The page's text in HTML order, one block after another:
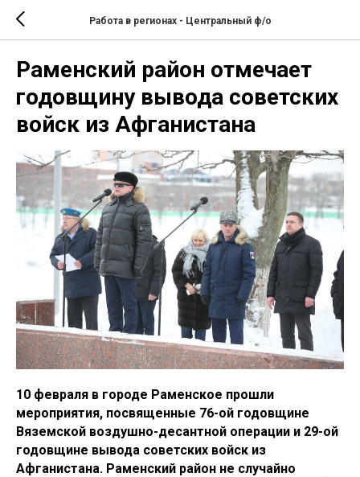
Работа в регионах - Центральный ф/о
Раменский район отмечает
годовщину вывода советских
войск из Афганистана
10 февраля в городе Раменское прошли
мероприятия, посвященные 76-ой годовщине
Вяземской воздушно-десантной операции и 29-ой
годовщине вывода советских войск из
Афганистана. Раменский район не случайно